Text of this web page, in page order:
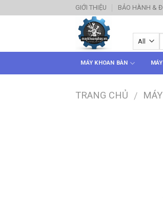
to
GIỚI THIỆU BẢO HÀNH &
MÁY KHOAN BÀN
TRANG CHỦ /